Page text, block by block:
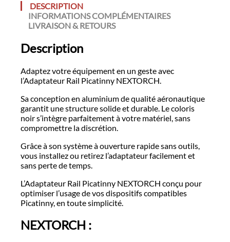
DESCRIPTION
INFORMATIONS COMPLÉMENTAIRES
LIVRAISON & RETOURS
Description
Adaptez votre équipement en un geste avec
l’Adaptateur Rail Picatinny NEXTORCH.
Sa conception en aluminium de qualité aéronautique
garantit une structure solide et durable. Le coloris
noir s’intègre parfaitement à votre matériel, sans
compromettre la discrétion.
Grâce à son système à ouverture rapide sans outils,
vous installez ou retirez l’adaptateur facilement et
sans perte de temps.
L’Adaptateur Rail Picatinny NEXTORCH conçu pour
optimiser l’usage de vos dispositifs compatibles
Picatinny, en toute simplicité.
NEXTORCH :